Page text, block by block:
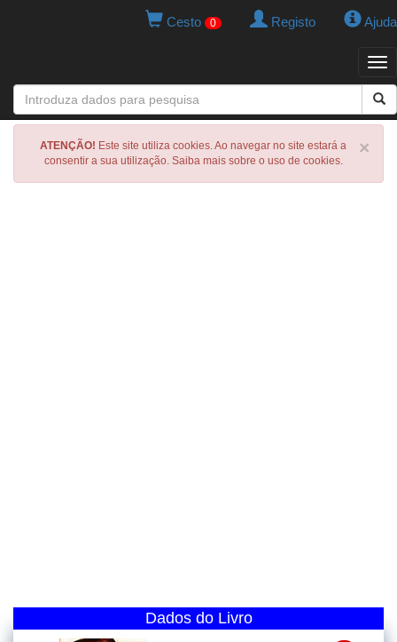
Cesto 0 Registo Ajuda
×
ATENÇÃO! Este site utiliza cookies. Ao navegar no site estará a
consentir a sua utilização. Saiba mais sobre o uso de cookies.
Dados do Livro